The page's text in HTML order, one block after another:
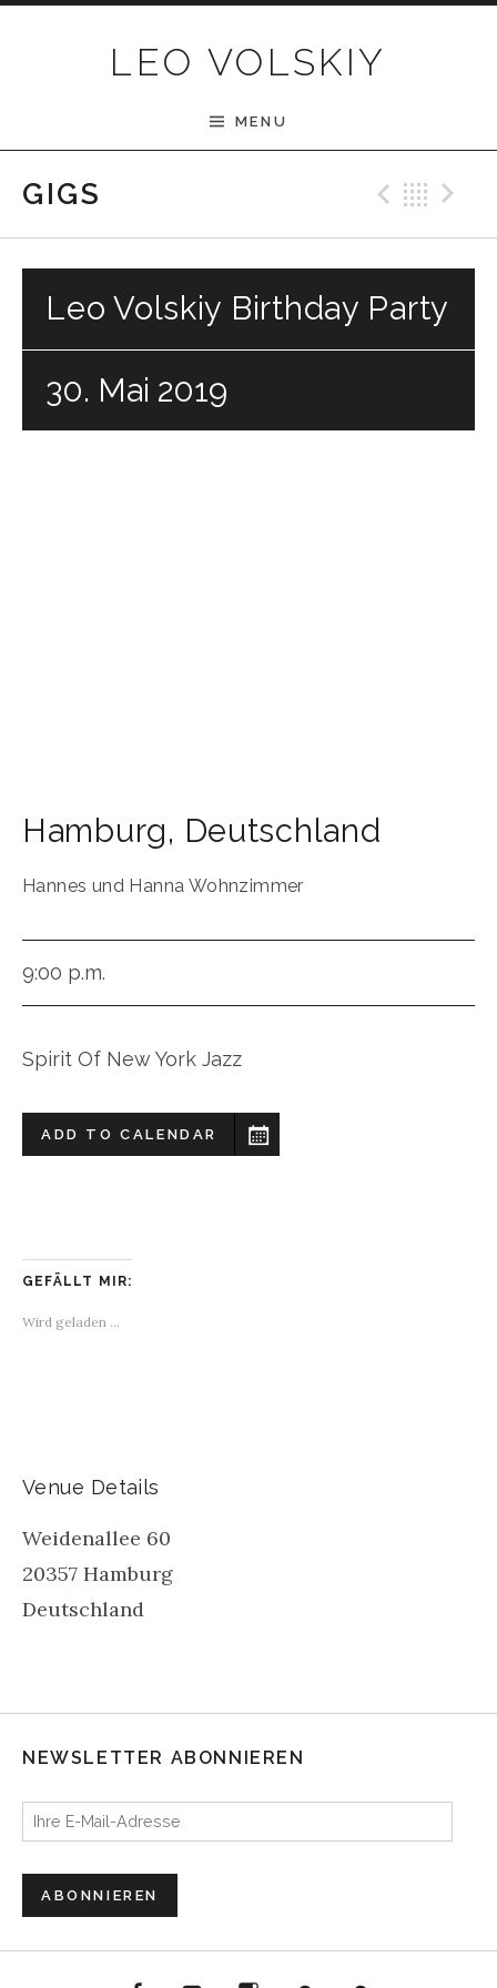
LEO VOLSKIY
MENU
GIGS
Leo Volskiy Birthday Party
30. Mai 2019
Hamburg, Deutschland
Hannes und Hanna Wohnzimmer
9:00 p.m.
Spirit Of New York Jazz
ADD TO CALENDAR
GEFÄLLT MIR:
Wird geladen …
Venue Details
Weidenallee 60
20357 Hamburg
Deutschland
NEWSLETTER ABONNIEREN
Ihre E-Mail-Adresse
ABONNIEREN